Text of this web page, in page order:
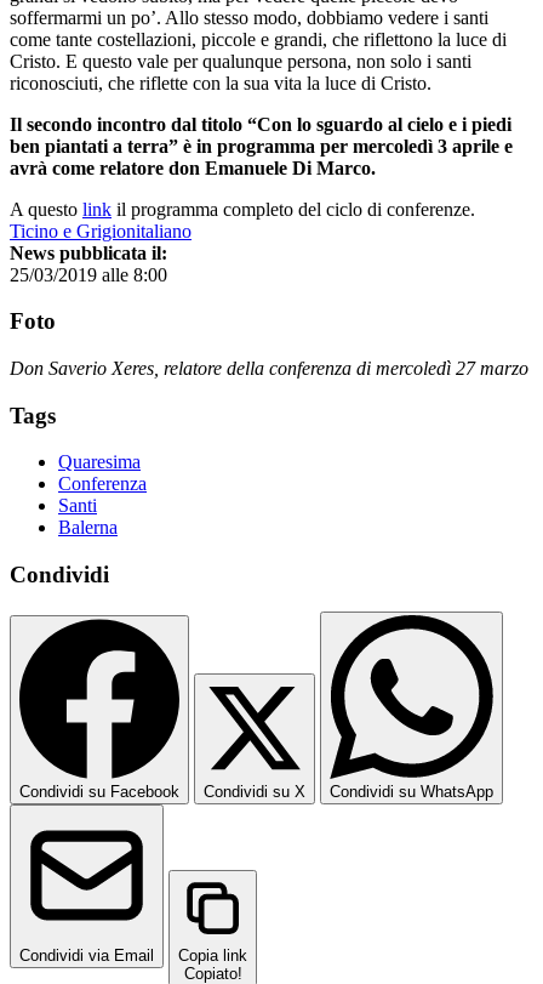
soffermarmi un po’. Allo stesso modo, dobbiamo vedere i santi
come tante costellazioni, piccole e grandi, che riflettono la luce di
Cristo. E questo vale per qualunque persona, non solo i santi
riconosciuti, che riflette con la sua vita la luce di Cristo.
Il secondo incontro dal titolo “Con lo sguardo al cielo e i piedi
ben piantati a terra” è in programma per mercoledì 3 aprile e
avrà come relatore don Emanuele Di Marco.
A questo link il programma completo del ciclo di conferenze.
Ticino e Grigionitaliano
News pubblicata il:
25/03/2019 alle 8:00
Foto
Don Saverio Xeres, relatore della conferenza di mercoledì 27 marzo
Tags
Quaresima
Conferenza
Santi
Balerna
Condividi
Condividi su Facebook Condividi su X Condividi su WhatsApp
Condividi via Email
Copia link
Copiato!